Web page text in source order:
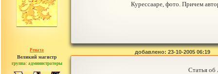
Курессааре, фото. Причем
Рената
Великий магистр
группа: администраторы
сообщений: 30442
добавлено: 23-10-2005 06:19
Статья об